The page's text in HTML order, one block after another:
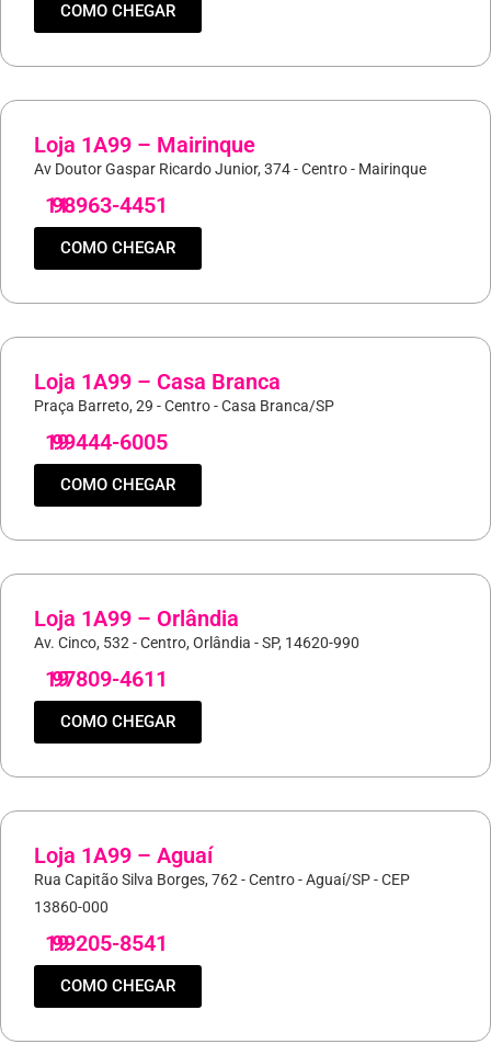
COMO CHEGAR
Loja 1A99 – Mairinque
Av Doutor Gaspar Ricardo Junior, 374 - Centro - Mairinque
11
98963-4451
COMO CHEGAR
Loja 1A99 – Casa Branca
Praça Barreto, 29 - Centro - Casa Branca/SP
19
99444-6005
COMO CHEGAR
Loja 1A99 – Orlândia
Av. Cinco, 532 - Centro, Orlândia - SP, 14620-990
19
97809-4611
COMO CHEGAR
Loja 1A99 – Aguaí
Rua Capitão Silva Borges, 762 - Centro - Aguaí/SP - CEP
13860-000
19
99205-8541
COMO CHEGAR